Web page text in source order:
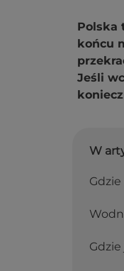
Polska
końcu
Jeśli
W